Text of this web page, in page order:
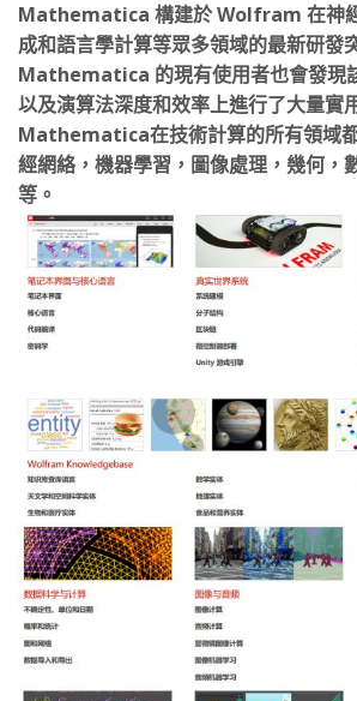
Mathematica 構建於 Wolfram 在神
成和語言學計算等眾多領域的最新研發
Mathematica 的現有使用者也會發現
以及演算法深度和效率上進行了大量實
Mathematica在技術計算的所有領域
經網絡，機器學習，圖像處理，幾何，
等。